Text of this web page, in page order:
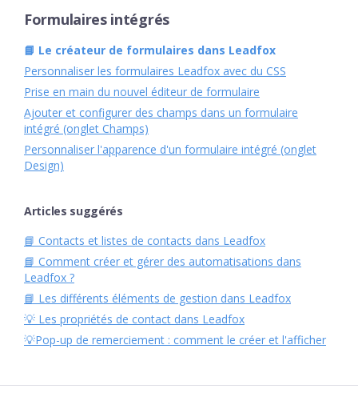
Formulaires intégrés
📘 Le créateur de formulaires dans Leadfox
Personnaliser les formulaires Leadfox avec du CSS
Prise en main du nouvel éditeur de formulaire
Ajouter et configurer des champs dans un formulaire
intégré (onglet Champs)
Personnaliser l'apparence d'un formulaire intégré (onglet
Design)
Articles suggérés
📘 Contacts et listes de contacts dans Leadfox
📘 Comment créer et gérer des automatisations dans
Leadfox ?
📘 Les différents éléments de gestion dans Leadfox
💡 Les propriétés de contact dans Leadfox
💡Pop-up de remerciement : comment le créer et l'afficher